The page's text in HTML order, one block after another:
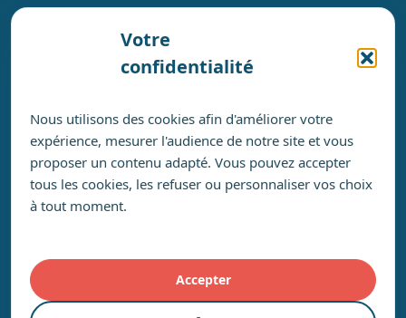
Votre
confidentialité
Nous utilisons des cookies afin d'améliorer votre
expérience, mesurer l'audience de notre site et vous
proposer un contenu adapté. Vous pouvez accepter
tous les cookies, les refuser ou personnaliser vos choix
à tout moment.
Accepter
Pour leur bon déroulement
Notre politique accessibilité
Nos engagements RSE
Notre certificat Qualiopi